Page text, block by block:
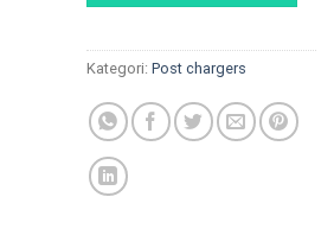
Kategori: Post chargers